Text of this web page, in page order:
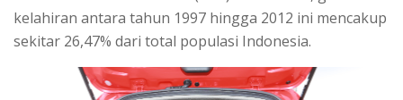
kelahiran antara tahun 1997 hingga 2012 ini mencakup
sekitar 26,47% dari total populasi Indonesia.